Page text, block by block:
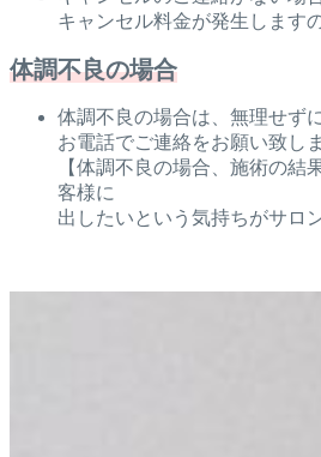
キャンセル料金が発生します
体調不良の場合
体調不良の場合は、無理せず
お電話でご連絡をお願い致しま
【体調不良の場合、施術の結
客様に
出したいという気持ちがサロ